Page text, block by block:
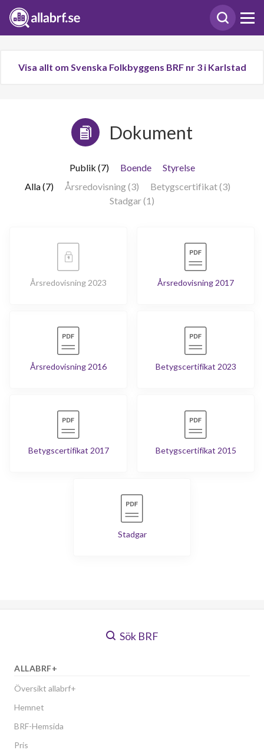
Visa allt om Svenska Folkbyggens BRF nr 3 i Karlstad
Dokument
Publik (7) Boende
Styrelse
Alla (7)
Årsredovisning (3)
Betygscertifikat (3)
Stadgar (1)
Årsredovisning 2023 Årsredovisning 2017
Årsredovisning 2016 Betygscertifikat 2023
Betygscertifikat 2017 Betygscertifikat 2015
Stadgar
Sök BRF
ALLABRF+
Översikt allabrf+
Hemnet
BRF-Hemsida
Pris